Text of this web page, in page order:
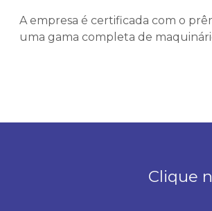
A empresa é certificada com o
uma gama completa de
Clique